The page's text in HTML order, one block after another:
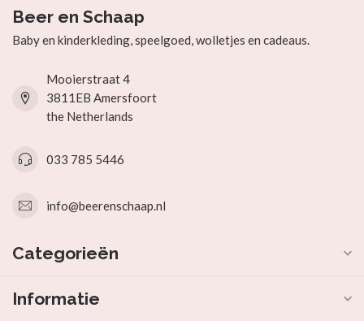
Beer en Schaap
Baby en kinderkleding, speelgoed, wolletjes en cadeaus.
Mooierstraat 4
3811EB Amersfoort
the Netherlands
033 785 5446
info@beerenschaap.nl
Categorieën
Informatie